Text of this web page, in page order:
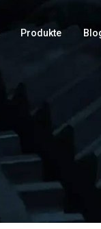
Produkte